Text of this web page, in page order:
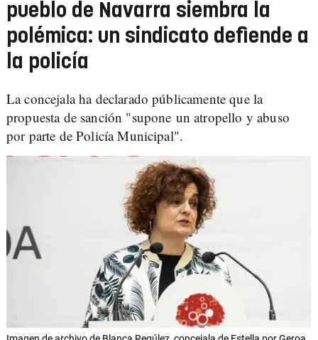
pueblo de Navarra siembra la
polémica: un sindicato defiende a
la policía
La concejala ha declarado públicamente que la
propuesta de sanción "supone un atropello y abuso
por parte de Policía Municipal".